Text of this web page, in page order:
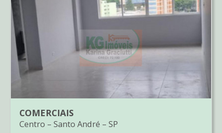
COMERCIAIS
Centro – Santo André – SP